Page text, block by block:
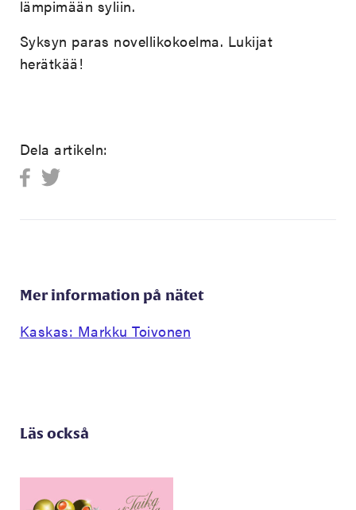
lämpimään syliin.
Syksyn paras novellikokoelma. Lukijat
herätkää!
Dela artikeln:
Mer information på nätet
Kaskas: Markku Toivonen
Läs också